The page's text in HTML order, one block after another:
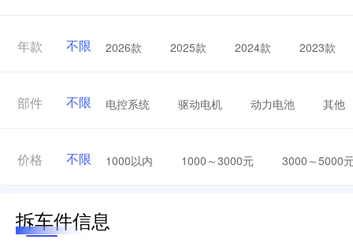
年款 不限 2026款 2025款 2024款 2023款
部件 不限 电控系统 驱动电机 动力电池 其他
价格 不限 1000以内 1000～3000元 3000～5000
拆车件信息